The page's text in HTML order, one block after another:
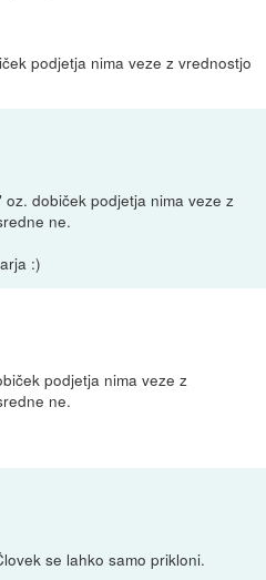
podjetja nima veze z vrednostjo
oz. dobiček podjetja nima veze z
ne.
:)
podjetja nima veze z
ne.
se lahko samo prikloni.